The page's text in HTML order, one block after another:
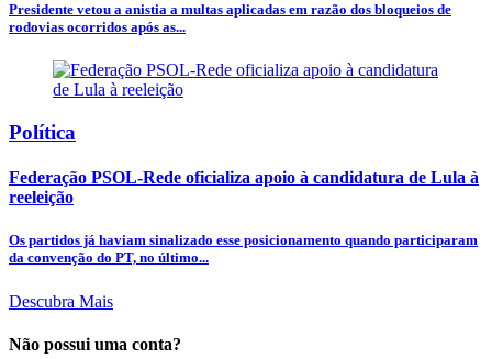
Presidente vetou a anistia a multas aplicadas em razão dos bloqueios de
rodovias ocorridos após as...
Política
Federação PSOL-Rede oficializa apoio à candidatura de Lula à
reeleição
Os partidos já haviam sinalizado esse posicionamento quando participaram
da convenção do PT, no último...
Descubra Mais
Não possui uma conta?